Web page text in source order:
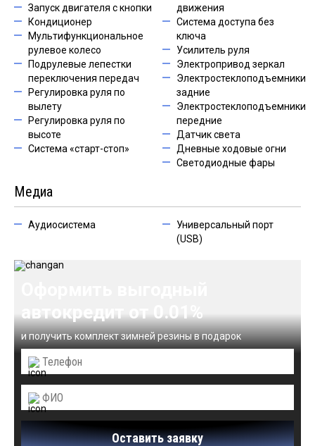
Запуск двигателя с кнопки
Кондиционер
Мультифункциональное
рулевое колесо
Подрулевые лепестки
переключения передач
Регулировка руля по
вылету
Регулировка руля по
высоте
Система «старт-стоп»
движения
Система доступа без
ключа
Усилитель руля
Электропривод зеркал
Электростеклоподъемники
задние
Электростеклоподъемники
передние
Датчик света
Дневные ходовые огни
Светодиодные фары
Медиа
Аудиосистема
Универсальный порт
(USB)
автокредит от 0.01%
и получить комплект зимней резины в подарок
Оставить заявку